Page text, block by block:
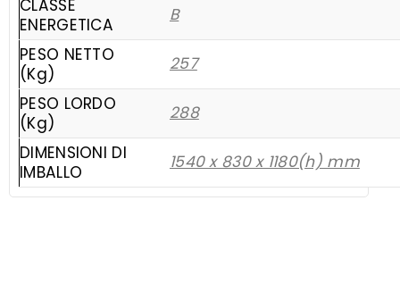
CLASSE
ENERGETICA
B
PESO NETTO
(Kg)
257
PESO LORDO
(Kg)
288
DIMENSIONI DI
IMBALLO
1540 x 830 x 1180(h) mm